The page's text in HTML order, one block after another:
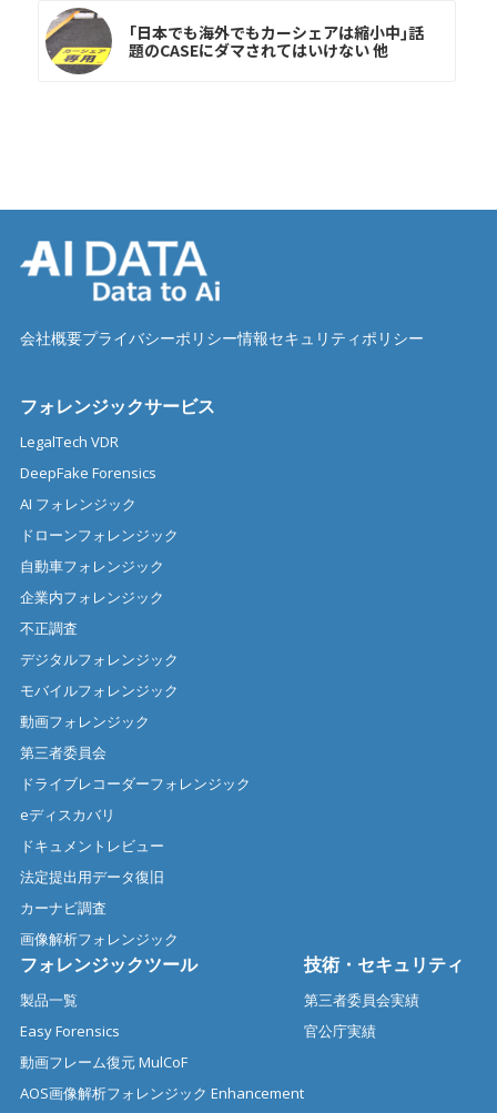
｢日本でも海外でもカーシェアは縮小中｣話
題のCASEにダマされてはいけない 他
会社概要プライバシーポリシー情報セキュリティポリシー
フォレンジックサービス
LegalTech VDR
DeepFake Forensics
AI フォレンジック
ドローンフォレンジック
自動車フォレンジック
企業内フォレンジック
不正調査
デジタルフォレンジック
モバイルフォレンジック
動画フォレンジック
第三者委員会
ドライブレコーダーフォレンジック
eディスカバリ
ドキュメントレビュー
法定提出用データ復旧
カーナビ調査
画像解析フォレンジック
フォレンジックツール
製品一覧
Easy Forensics
動画フレーム復元 MulCoF
AOS画像解析フォレンジック Enhancement
技術・セキュリティ
第三者委員会実績
官公庁実績